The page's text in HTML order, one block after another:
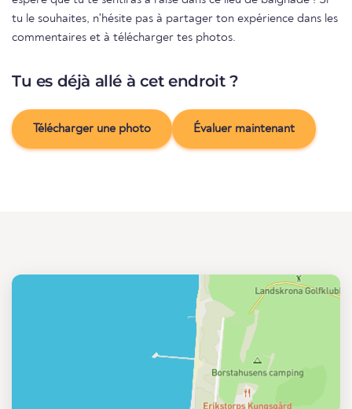
tu le souhaites, n'hésite pas à partager ton expérience dans les
commentaires et à télécharger tes photos.
Tu es déjà allé à cet endroit ?
Télécharger une photo Évaluer maintenant